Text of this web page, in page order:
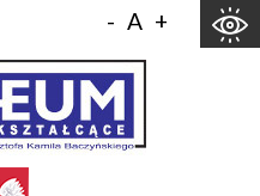
Skocz do zawartości
- A +